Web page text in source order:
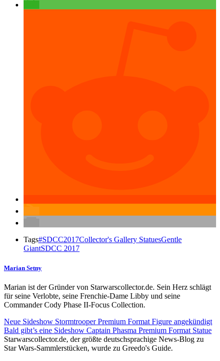
Tags#SDCC2017Collector's Gallery StatuesGentle
GiantSDCC 2017
Marian Setny
Marian ist der Gründer von Starwarscollector.de. Sein Herz schlägt
für seine Verlobte, seine Frenchie-Dame Libby und seine
Commander Cody Phase II-Focus Collection.
Neue Sideshow Stormtrooper Premium Format Figure angekündigt
Bald gibt’s eine Sideshow Captain Phasma Premium Format Statue
Starwarscollector.de, der größte deutschsprachige News-Blog zu
Star Wars-Sammlerstücken, wurde zu Greedo's Guide.